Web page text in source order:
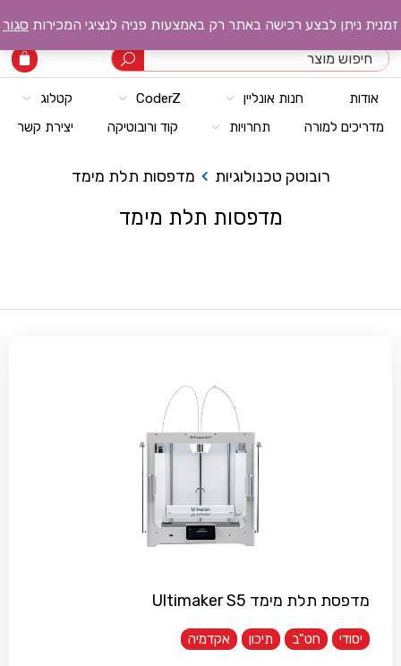
רובוטק טכנולוגיות
אודות חנות אונליין CoderZ
קטלוג
מדריכים למורה
תחרויות קוד ורובוטיקה יצירת קשר
רובוטק טכנולוגיות מדפסות תלת מימד
מדפסות תלת מימד
מדפסת תלת מימד Ultimaker S5
יסודי חט"ב תיכון אקדמיה
זמנית ניתן לבצע רכישה באתר רק באמצעות פניה לנציגי המכירות סגור